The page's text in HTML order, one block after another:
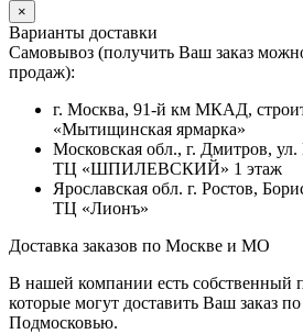
×
Варианты доставки
Самовывоз (получить Ваш заказ
продаж):
г. Москва, 91-й км МКАД,
«Мытищинская ярмарка»
Московская обл., г. Дмитров, ул.
ТЦ «ШПИЛЕВСКИЙ» 1 этаж
Ярославская обл. г. Ростов,
ТЦ «Лионъ»
Доставка заказов по Москве и МО
В нашей компании есть собственный
которые могут доставить Ваш заказ
Подмосковью.